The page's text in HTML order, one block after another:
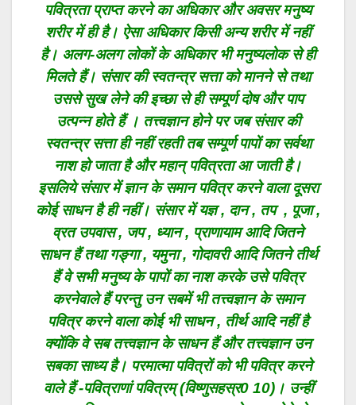
पवित्रता प्राप्त करने का अधिकार और अवसर मनुष्य
शरीर में ही है। ऐसा अधिकार किसी अन्य शरीर में नहीं
है। अलग-अलग लोकों के अधिकार भी मनुष्यलोक से ही
मिलते हैं। संसार की स्वतन्त्र सत्ता को मानने से तथा
उससे सुख लेने की इच्छा से ही सम्पूर्ण दोष और पाप
उत्पन्न होते हैं । तत्त्वज्ञान होने पर जब संसार की
स्वतन्त्र सत्ता ही नहीं रहती तब सम्पूर्ण पापों का सर्वथा
नाश हो जाता है और महान् पवित्रता आ जाती है।
इसलिये संसार में ज्ञान के समान पवित्र करने वाला दूसरा
कोई साधन है ही नहीं। संसार में यज्ञ , दान , तप , पूजा ,
व्रत उपवास , जप , ध्यान , प्राणायाम आदि जितने
साधन हैं तथा गङ्गा , यमुना , गोदावरी आदि जितने तीर्थ
हैं वे सभी मनुष्य के पापों का नाश करके उसे पवित्र
करनेवाले हैं परन्तु उन सबमें भी तत्त्वज्ञान के समान
पवित्र करने वाला कोई भी साधन , तीर्थ आदि नहीं है
क्योंकि वे सब तत्त्वज्ञान के साधन हैं और तत्त्वज्ञान उन
सबका साध्य है। परमात्मा पवित्रों को भी पवित्र करने
वाले हैं -पवित्राणां पवित्रम् (विष्णुसहस्र0 10)। उन्हीं